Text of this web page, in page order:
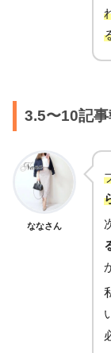
3.5〜10記
ななさん